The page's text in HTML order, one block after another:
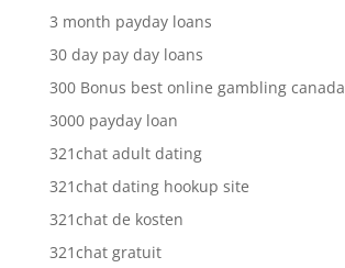
3 month payday loans
30 day pay day loans
300 Bonus best online gambling canada
3000 payday loan
321chat adult dating
321chat dating hookup site
321chat de kosten
321chat gratuit